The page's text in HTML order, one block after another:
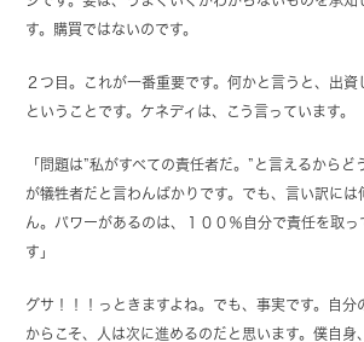
す。購買ではないのです。
２つ目。これが一番重要です。何かと言うと、出資
ということです。ケネディは、こう言っています。
「問題は”私がすべての責任者だ。”と言えるから
が犠牲者だと言わんばかりです。でも、言い訳には
ん。パワーがあるのは、１００％自分で責任を取っ
す」
グサ！！！っときますよね。でも、事実です。自分
からこそ、人は次に進めるのだと思います。僕自身